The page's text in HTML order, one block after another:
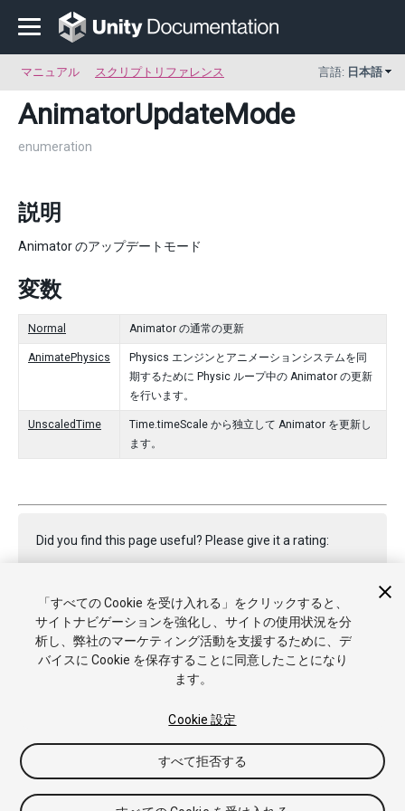
マニュアル スクリプトリファレンス 言語: 日本語
AnimatorUpdateMode
enumeration
説明
Animator のアップデートモード
変数
Normal Animator の通常の更新
AnimatePhysics
Physics エンジンとアニメーションシステムを同
期するために Physic ループ中の Animator の更新
を行います。
UnscaledTime
Time.timeScale から独立して Animator を更新し
ます。
Did you find this page useful? Please give it a rating:
Report a problem on this page
Copyright © 2023 Unity Technologies. Publication 2022.1
チュートリアル
Answers ナレッジベース
クッキー
私の個人情報を販売または共有しない
「すべての Cookie を受け入れる」をクリックすると、
サイトナビゲーションを強化し、サイトの使用状況を分
析し、弊社のマーケティング活動を支援するために、デ
バイスに Cookie を保存することに同意したことになり
ます。
Cookie 設定
すべて拒否する